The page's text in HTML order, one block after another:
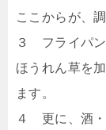
ここからが、
３ フライパン
ほうれん草を
ます。
４ 更に、酒・